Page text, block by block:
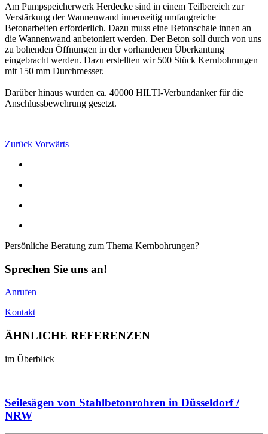
Am Pumpspeicherwerk Herdecke sind in einem Teilbereich zur
Verstärkung der Wannenwand innenseitig umfangreiche
Betonarbeiten erforderlich. Dazu muss eine Betonschale innen an
die Wannenwand anbetoniert werden. Der Beton soll durch von uns
zu bohenden Öffnungen in der vorhandenen Überkantung
eingebracht werden. Dazu erstellten wir 500 Stück Kernbohrungen
mit 150 mm Durchmesser.
Darüber hinaus wurden ca. 40000 HILTI-Verbundanker für die
Anschlussbewehrung gesetzt.
Zurück Vorwärts
Persönliche Beratung zum Thema Kernbohrungen?
Sprechen Sie uns an!
Anrufen
Kontakt
ÄHNLICHE REFERENZEN
im Überblick
Seilesägen von Stahlbetonrohren in Düsseldorf /
NRW